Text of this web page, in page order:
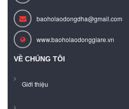
baoholaodongdha@gmail.com
www.baoholaodonggiare.vn
VỀ CHÚNG TÔI
Giới thiệu